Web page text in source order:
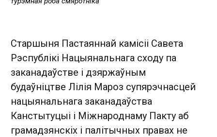
Старшыня Пастаяннай камісіі Савета
Рэспублікі Нацыянальнага сходу па
заканадаўстве і дзяржаўным
будаўніцтве Лілія Мароз супярэчнасцей
нацыянальнага заканадаўства
Канстытуцыі і Міжнароднаму Пакту аб
грамадзянскіх і палітычных правах не